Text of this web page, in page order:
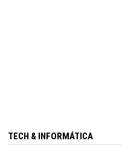
TECH & INFORMÁTICA